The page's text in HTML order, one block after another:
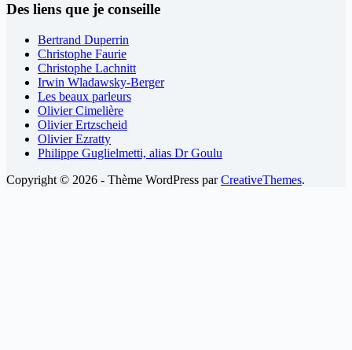
Des liens que je conseille
Bertrand Duperrin
Christophe Faurie
Christophe Lachnitt
Irwin Wladawsky-Berger
Les beaux parleurs
Olivier Cimelière
Olivier Ertzscheid
Olivier Ezratty
Philippe Guglielmetti, alias Dr Goulu
Copyright © 2026 - Thème WordPress parCreativeThemes.